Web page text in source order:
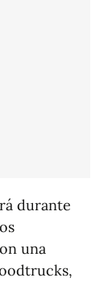
durante
una